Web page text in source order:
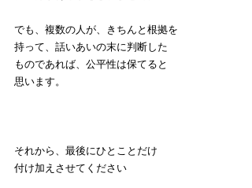
でも、複数の人が、きちんと根拠を
持って、話いあいの末に判断した
ものであれば、公平性は保てると
思います。
それから、最後にひとことだけ
付け加えさせてください